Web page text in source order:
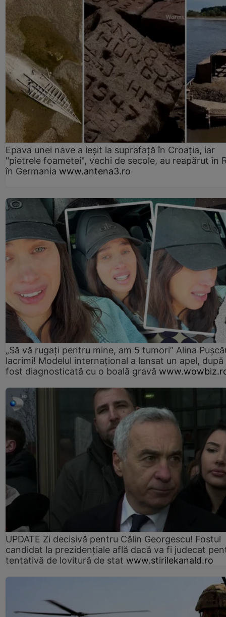
Epava unei nave a ieșit la suprafață în Croația, iar
"pietrele foametei", vechi de secole, au reapărut în
în Germania www.antena3.ro
„Să vă rugați pentru mine, am 5 tumori” Alina
lacrimi! Modelul internațional a lansat un apel, după
fost diagnosticată cu o boală gravă
UPDATE Zi decisivă pentru Călin Georgescu! Fostul
candidat la prezidențiale află dacă va fi judecat
tentativă de lovitură de stat www.stirilekanald.ro